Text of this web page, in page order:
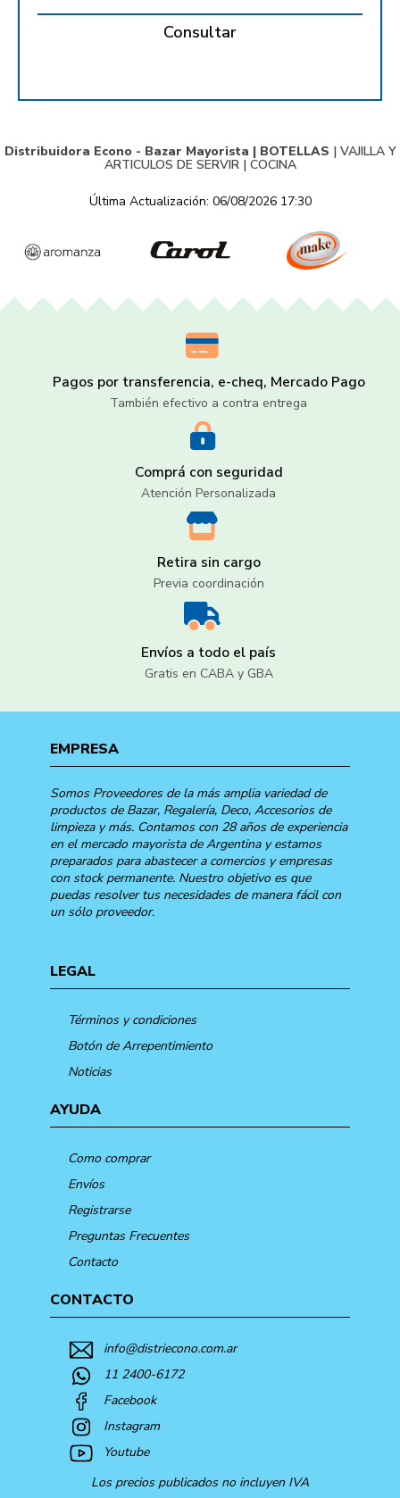
Consultar
Distribuidora Econo - Bazar Mayorista | BOTELLAS | VAJILLA Y
ARTICULOS DE SERVIR| COCINA
Última Actualización: 06/08/2026 17:30
Pagos por transferencia, e-cheq, Mercado Pago
También efectivo a contra entrega
Comprá con seguridad
Atención Personalizada
Retira sin cargo
Previa coordinación
Envíos a todo el país
Gratis en CABA y GBA
EMPRESA
Somos Proveedores de la más amplia variedad de
productos de Bazar, Regalería, Deco, Accesorios de
limpieza y más. Contamos con 28 años de experiencia
en el mercado mayorista de Argentina y estamos
preparados para abastecer a comercios y empresas
con stock permanente. Nuestro objetivo es que
puedas resolver tus necesidades de manera fácil con
un sólo proveedor.
LEGAL
Términos y condiciones
Botón de Arrepentimiento
Noticias
AYUDA
Como comprar
Envíos
Registrarse
Preguntas Frecuentes
Contacto
CONTACTO
info@distriecono.com.ar
11 2400-6172
Facebook
Instagram
Youtube
Los precios publicados no incluyen IVA